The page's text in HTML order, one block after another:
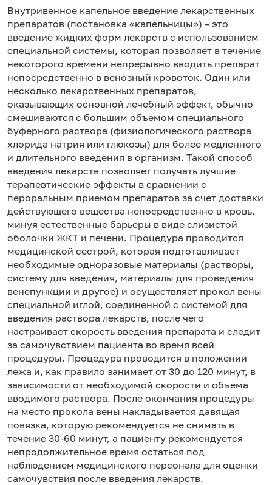
Внутривенное капельное введение лекарственных
препаратов (постановка «капельницы») – это
введение жидких форм лекарств с использованием
специальной системы, которая позволяет в течение
некоторого времени непрерывно вводить препарат
непосредственно в венозный кровоток. Один или
несколько лекарственных препаратов,
оказывающих основной лечебный эффект, обычно
смешиваются с большим объемом специального
буферного раствора (физиологического раствора
хлорида натрия или глюкозы) для более медленного
и длительного введения в организм. Такой способ
введения лекарств позволяет получать лучшие
терапевтические эффекты в сравнении с
пероральным приемом препаратов за счет доставки
действующего вещества непосредственно в кровь,
минуя естественные барьеры в виде слизистой
оболочки ЖКТ и печени. Процедура проводится
медицинской сестрой, которая подготавливает
необходимые одноразовые материалы (растворы,
систему для введения, материалы для проведения
венепункции и другое) и осуществляет прокол вены
специальной иглой, соединенной с системой для
введения раствора лекарств, после чего
настраивает скорость введения препарата и следит
за самочувствием пациента во время всей
процедуры. Процедура проводится в положении
лежа и, как правило занимает от 30 до 120 минут, в
зависимости от необходимой скорости и объема
вводимого раствора. После окончания процедуры
на место прокола вены накладывается давящая
повязка, которую рекомендуется не снимать в
течение 30-60 минут, а пациенту рекомендуется
непродолжительное время остаться под
наблюдением медицинского персонала для оценки
самочувствия после введения лекарств.